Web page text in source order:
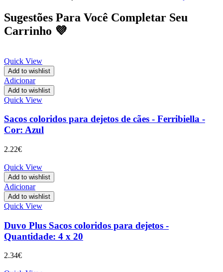
Sugestões Para Você Completar Seu
Carrinho 💜
Quick View
Add to wishlist
Adicionar
Add to wishlist
Quick View
Sacos coloridos para dejetos de cães - Ferribiella -
Cor: Azul
2.22€
Quick View
Add to wishlist
Adicionar
Add to wishlist
Quick View
Duvo Plus Sacos coloridos para dejetos -
Quantidade: 4 x 20
2.34€